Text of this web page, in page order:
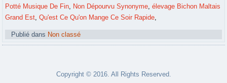
Potté Musique De Fin, Non Dépourvu Synonyme,élevage Bichon Maltais
Grand Est,Qu'est Ce Qu'on Mange Ce Soir Rapide,
Publié dans Non classé
Copyright © 2016. All Rights Reserved.